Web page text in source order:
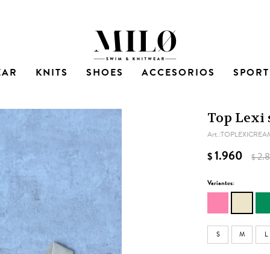
KNITS SHOES ACCESORIOS SPORT
Top Lexi
$1.960 $
Variantes:
S M L